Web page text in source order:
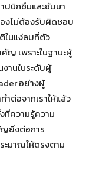
ปนิกซึมและซับมา
องไม่ต้องรับผิดชอบ
ในแง่ลบที่ตัว
ญ เพราะในฐานะผู้
งานในระดับผู้
อย่างผู้
ำต่อจากเราให้แล้ว
ที่ความรู้ความ
ญยิ่งต่อการ
มาณให้ตรงตาม